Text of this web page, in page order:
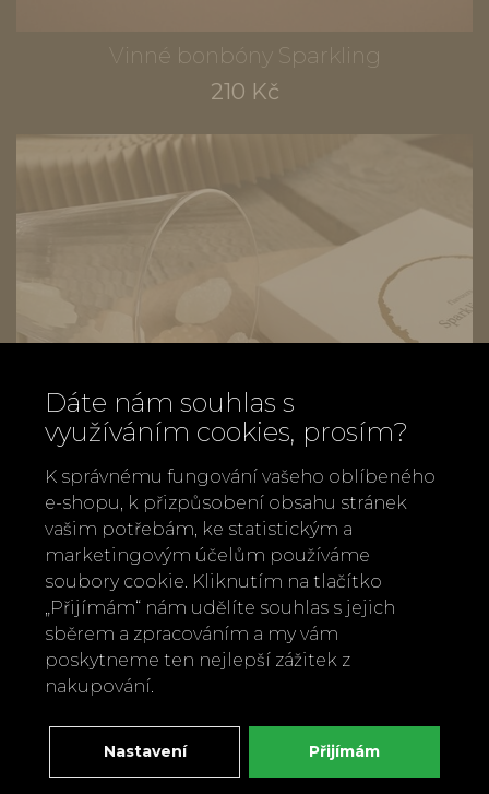
Vinné bonbóny Sparkling
210 Kč
Vinné bonbóny
210 Kč
Dáte nám souhlas s
využíváním cookies, prosím?
K správnému fungování vašeho oblíbeného
e-shopu, k přizpůsobení obsahu stránek
vašim potřebám, ke statistickým a
marketingovým účelům používáme
soubory cookie. Kliknutím na tlačítko
„Přijímám“ nám udělíte souhlas s jejich
sběrem a zpracováním a my vám
poskytneme ten nejlepší zážitek z
nakupování.
Nastavení Přijímám